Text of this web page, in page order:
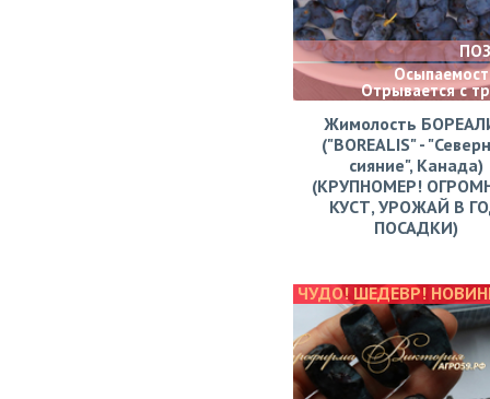
Отрывается с
Жимолость
("BOREALIS" -
сияние", Канада)
(КРУПНОМЕР!
КУСТ, УРОЖАЙ В
ПОСАДКИ)
ЧУДО! ШЕДЕВР!